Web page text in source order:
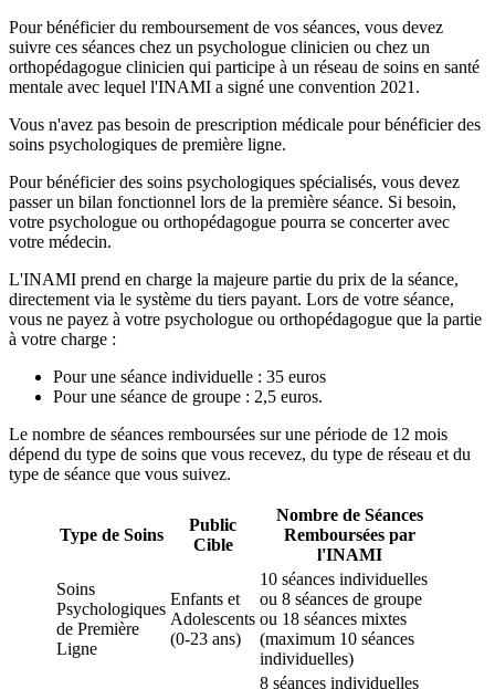
Pour bénéficier du remboursement de vos séances, vous devez
suivre ces séances chez un psychologue clinicien ou chez un
orthopédagogue clinicien qui participe à un réseau de soins en santé
mentale avec lequel l'INAMI a signé une convention 2021.
Vous n'avez pas besoin de prescription médicale pour bénéficier des
soins psychologiques de première ligne.
Pour bénéficier des soins psychologiques spécialisés, vous devez
passer un bilan fonctionnel lors de la première séance. Si besoin,
votre psychologue ou orthopédagogue pourra se concerter avec
votre médecin.
L'INAMI prend en charge la majeure partie du prix de la séance,
directement via le système du tiers payant. Lors de votre séance,
vous ne payez à votre psychologue ou orthopédagogue que la partie
à votre charge :
Pour une séance individuelle : 35 euros
Pour une séance de groupe : 2,5 euros.
Le nombre de séances remboursées sur une période de 12 mois
dépend du type de soins que vous recevez, du type de réseau et du
type de séance que vous suivez.
Type de Soins
Public
Cible
Nombre de Séances
Remboursées par
l'INAMI
Soins
Psychologiques
de Première
Ligne
Enfants et
Adolescents
(0-23 ans)
10 séances individuelles
ou 8 séances de groupe
ou 18 séances mixtes
(maximum 10 séances
individuelles)
8 séances individuelles